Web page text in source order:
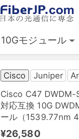
10Gモジュール
Cisco Juniper
Cisco C47 DWDM-
対応互換 10G
ール（1539.77nm
¥26,580